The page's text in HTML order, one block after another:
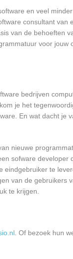
en veel
consultant van
van de behoeften
voor jouw
bedrijven
je het
En wat dacht je
nieuwe
sofware
te
van de gebruikers
te krijgen.
. Of bezoek hun